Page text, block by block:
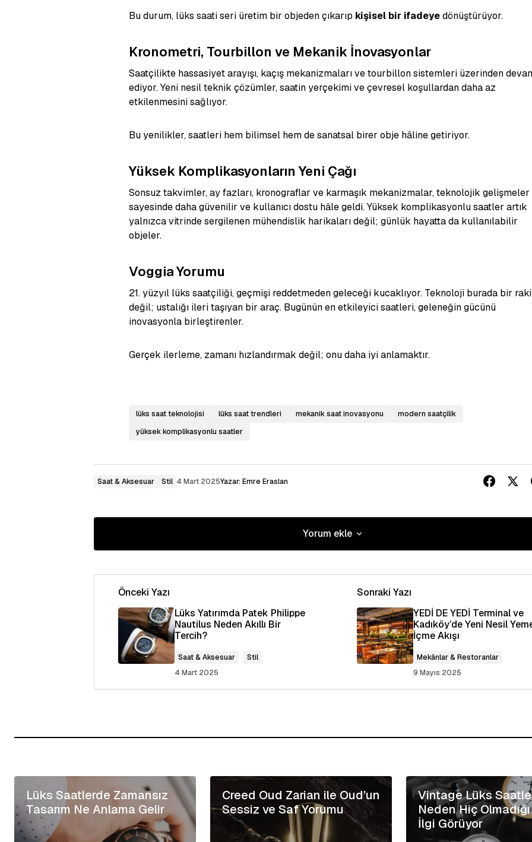
Bu durum, lüks saati seri üretim bir objeden çıkarıp kişisel bir ifadeyedönüştürüyor.
Kronometri, Tourbillon ve Mekanik İnovasyonlar
Saatçilikte hassasiyet arayışı, kaçış mekanizmaları ve tourbillon sistemleri üzerinden
ediyor. Yeni nesil teknik çözümler, saatin yerçekimi ve çevresel koşullardan daha az
etkilenmesini sağlıyor.
Bu yenilikler, saatleri hem bilimsel hem de sanatsal birer obje hâline getiriyor.
Yüksek Komplikasyonların Yeni Çağı
Sonsuz takvimler, ay fazları, kronograflar ve karmaşık mekanizmalar, teknolojik gelişmeler
sayesinde daha güvenilir ve kullanıcı dostu hâle geldi. Yüksek komplikasyonlu saatler artık
yalnızca vitrinde sergilenen mühendislik harikaları değil; günlük hayatta da kullanılabilir
objeler.
Voggia Yorumu
21. yüzyıl lüks saatçiliği, geçmişi reddetmeden geleceği kucaklıyor. Teknoloji burada bir
değil; ustalığı ileri taşıyan bir araç. Bugünün en etkileyici saatleri, geleneğin gücünü
inovasyonla birleştirenler.
Gerçek ilerleme, zamanı hızlandırmak değil; onu daha iyi anlamaktır.
lüks saat teknolojisi lüks saat trendleri mekanik saat inovasyonu
modern saatçilik
yüksek komplikasyonlu saatler
Saat & Aksesuar Stil 4 Mart 2025Yazar: Emre Eraslan
Yorum ekle
Yorum ekle
E-posta adresiniz yayınlanmayacak.Gerekli alanlar ile işaretlenmişlerdir
Yorum*
Yorumu Gönder
Önceki Yazı
Lüks Yatırımda Patek Philippe
Nautilus Neden Akıllı Bir
Tercih?
Saat & Aksesuar
Stil
4 Mart 2025
Sonraki Yazı
YEDİ DE YEDİ Terminal ve
Kadıköy’de Yeni Nesil
İçme Akışı
Mekânlar & Restoranlar
9 Mayıs 2025
Lüks Saatlerde Zamansız
Tasarım Ne Anlama Gelir
Creed Oud Zarian ile Oud’un
Sessiz ve Saf Yorumu
Vintage Lüks
Neden Hiç
İlgi Görüyor